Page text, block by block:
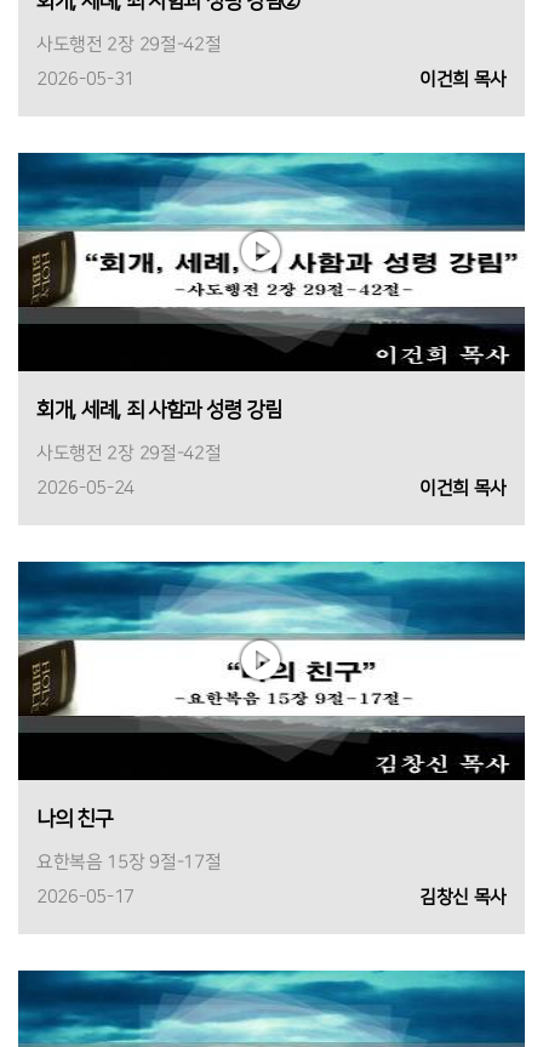
사도행전 2장 29절-42절
2026-05-31
이건희 목사
회개, 세례, 죄 사함과 성령 강림
사도행전 2장 29절-42절
2026-05-24
이건희 목사
나의 친구
요한복음 15장 9절-17절
2026-05-17
김창신 목사